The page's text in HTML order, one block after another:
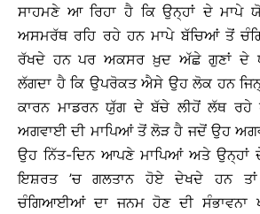
ਸਾਹਮਣੇ ਆ ਰਿਹਾ ਹੈ ਕਿ ਉਨ੍ਹਾਂ ਦੇ
ਅਸਮਰੱਥ ਰਹਿ ਰਹੇ ਹਨ ਮਾਪੇ ਬੱਚਿਆਂ ਤੋਂ
ਰੱਖਦੇ ਹਨ ਪਰ ਅਕਸਰ ਖ਼ੁਦ ਅੱਛੇ ਗੁਣਾਂ ਦੇ
ਲੱਗਦਾ ਹੈ ਕਿ ਉਪਰੋਕਤ ਐਸੇ ਉਹ ਲੋਕ ਹਨ
ਕਾਰਨ ਮਾਡਰਨ ਯੁੱਗ ਦੇ ਬੱਚੇ ਲੀਹੋਂ ਲੱਥ
ਅਗਵਾਈ ਦੀ ਮਾਪਿਆਂ ਤੋਂ ਲੋੜ ਹੈ ਜਦੋਂ ਉਹ
ਉਹ ਨਿੱਤ-ਦਿਨ ਆਪਣੇ ਮਾਪਿਆਂ ਅਤੇ
ਇਸ਼ਰਤ ’ਚ ਗਲਤਾਨ ਹੋਏ ਦੇਖਦੇ ਹਨ
ਚੰਗਿਆਈਆਂ ਦਾ ਜਨਮ ਹੋਣ ਦੀ ਸੰਭਾਵਨਾ